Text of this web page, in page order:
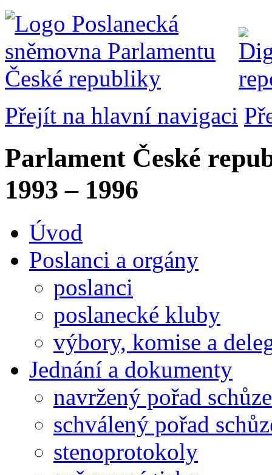
Přejít na hlavní navigaci
Parlament České
1993 – 1996
Úvod
Poslanci a orgány
poslanci
poslanecké kluby
výbory, komise a
Jednání a dokumenty
navržený pořad schůze
schválený pořad
stenoprotokoly